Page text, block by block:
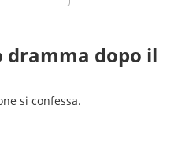
dramma dopo il
si confessa.